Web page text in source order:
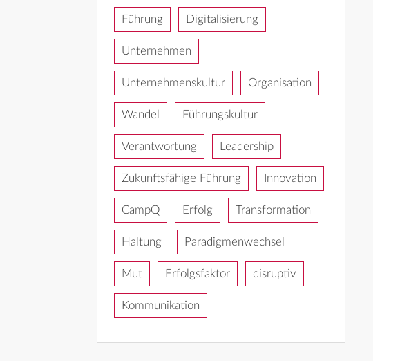
Führung Digitalisierung
Unternehmen
Unternehmenskultur Organisation
Wandel Führungskultur
Verantwortung Leadership
Zukunftsfähige Führung Innovation
CampQ Erfolg Transformation
Haltung Paradigmenwechsel
Mut Erfolgsfaktor disruptiv
Kommunikation